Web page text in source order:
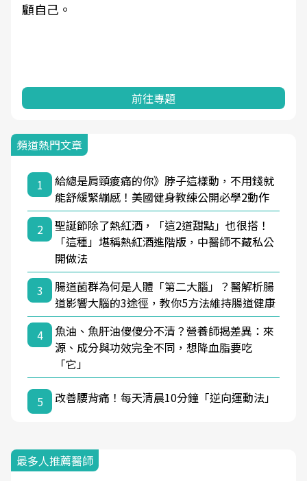
顧自己。
前往專題
頻道熱門文章
1
給總是肩頸痠痛的你》脖子這樣動，不用錢就
能舒緩緊繃感！美國健身教練公開必學2動作
2
聖誕節除了熱紅酒，「這2道甜點」也很搭！
「這種」堪稱熱紅酒進階版，中醫師不藏私公
開做法
3
腸道菌群為何是人體「第二大腦」？醫解析腸
道影響大腦的3途徑，教你5方法維持腸道健康
4
魚油、魚肝油傻傻分不清？營養師揭差異：來
源、成分與功效完全不同，想降血脂要吃
「它」
5 改善腰背痛！每天清晨10分鐘「逆向運動法」
最多人推薦醫師